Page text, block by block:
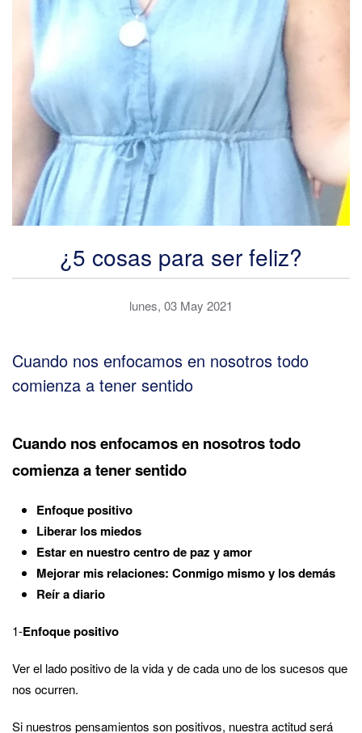
¿5 cosas para ser feliz?
lunes, 03 May 2021
Cuando nos enfocamos en nosotros todo
comienza a tener sentido
Cuando nos enfocamos en nosotros todo
comienza a tener sentido
Enfoque positivo
Liberar los miedos
Estar en nuestro centro de paz y amor
Mejorar mis relaciones: Conmigo mismo y los demás
Reír a diario
1-Enfoque positivo
Ver el lado positivo de la vida y de cada uno de los sucesos que
nos ocurren.
Si nuestros pensamientos son positivos, nuestra actitud será